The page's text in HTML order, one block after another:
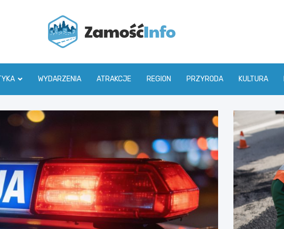
WYDARZENIA ATRAKCJE REGION PRZYRODA KULTURA